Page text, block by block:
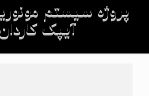
پروژه سیستم
آیپک